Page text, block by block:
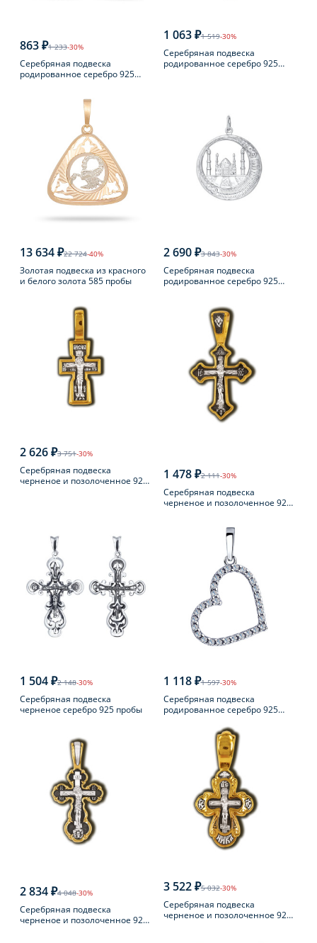
863 ₽1 233-30%
Серебряная подвеска
родированное серебро 925
1 063 ₽1 519-30%
Серебряная подвеска
родированное серебро 925
13 634 ₽22 724-40%
Золотая подвеска из красного
и белого золота 585 пробы
2 690 ₽3 843-30%
Серебряная подвеска
родированное серебро 925
2 626 ₽3 751-30%
Серебряная подвеска
черненое и позолоченное 925
1 478 ₽2 111-30%
Серебряная подвеска
черненое и позолоченное 925
1 504 ₽2 148-30%
Серебряная подвеска
черненое серебро 925 пробы
1 118 ₽1 597-30%
Серебряная подвеска
родированное серебро 925
2 834 ₽4 048-30%
Серебряная подвеска
черненое и позолоченное 925
3 522 ₽5 032-30%
Серебряная подвеска
черненое и позолоченное 925